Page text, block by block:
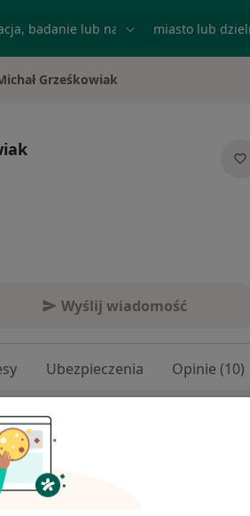
miastoGrześkowiak
Wyślij wiadomość
Ubezpieczenia Opinie (10)
Marcinkowskiego w Poznaniu.